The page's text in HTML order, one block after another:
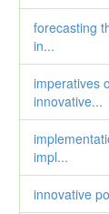
forecasting
in...
imperatives
innovative...
impl...
innovative